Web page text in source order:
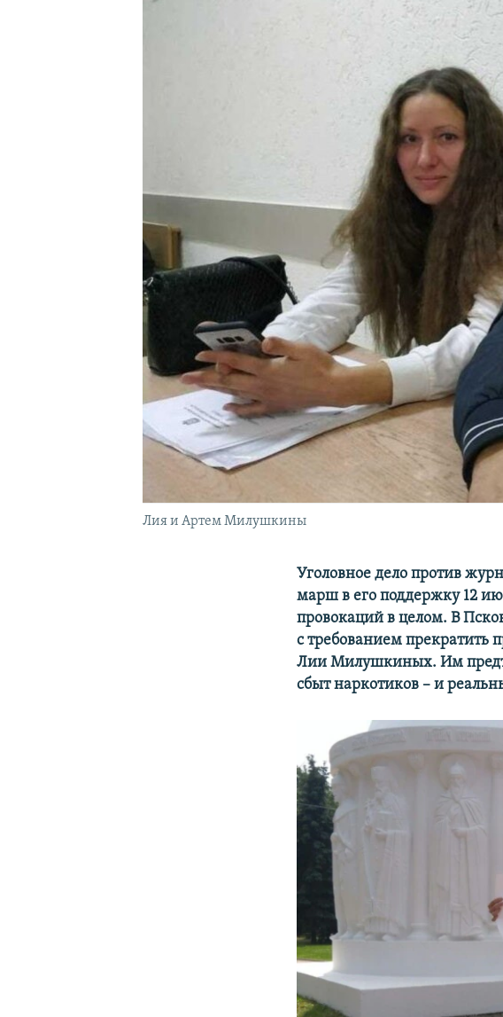
Лия и Артем Милушкины
Уголовное дело против
марш в его поддержку 12
провокаций в целом. В
с требованием прекратить
Лии Милушкиных. Им
сбыт наркотиков – и